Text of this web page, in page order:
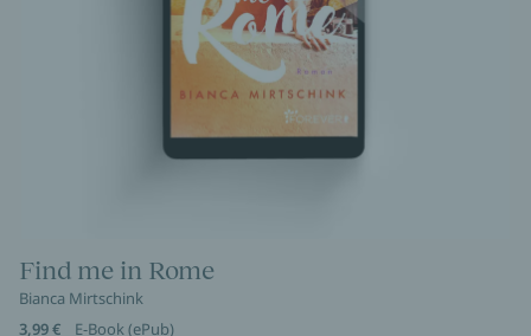
Find me in Rome
Bianca Mirtschink
3,99 €
E-Book (ePub)